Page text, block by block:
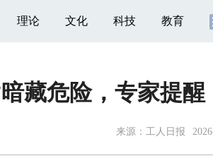
理论 文化 科技 教育
藏危险，专家提
来源： 工人日报